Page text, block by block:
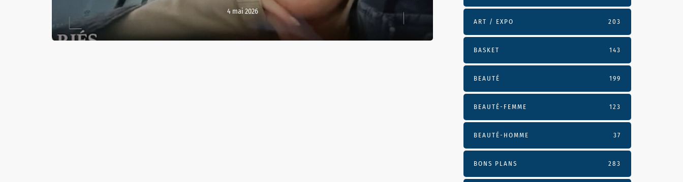
4 mai 2026
ART / EXPO 203
BASKET 143
BEAUTÉ 199
BEAUTÉ-FEMME 123
BEAUTÉ-HOMME 37
BONS PLANS 283